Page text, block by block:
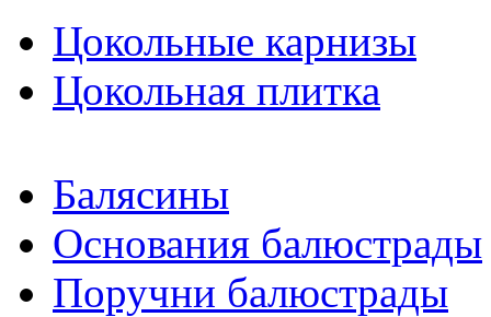
Цокольные карнизы
Цокольная плитка
Балясины
Основания балюстрады
Поручни балюстрады